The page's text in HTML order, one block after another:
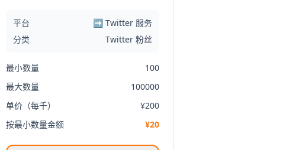
平台
➡️ Twitter 服务
分类
Twitter 粉丝
最小数量
100
最大数量
100000
单价（每千）
¥200
按最小数量金额
¥20